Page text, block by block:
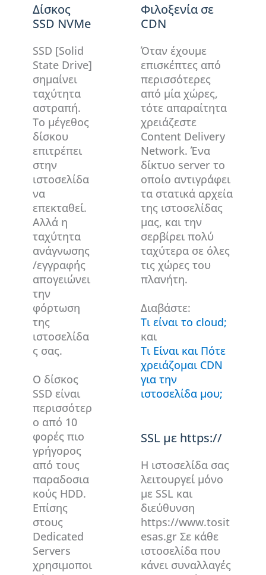
Δίσκος
SSD NVMe
SSD [Solid
State Drive]
σημαίνει
ταχύτητα
αστραπή.
Το μέγεθος
δίσκου
επιτρέπει
στην
ιστοσελίδα
να
επεκταθεί.
Αλλά η
ταχύτητα
ανάγνωσης
/εγγραφής
απογειώνει
την
φόρτωση
της
ιστοσελίδα
ς σας.
Ο δίσκος
SSD είναι
περισσότερ
ο από 10
φορές πιο
γρήγορος
από τους
παραδοσια
κούς HDD.
Επίσης
στους
Dedicated
Servers
χρησιμοποι
Φιλοξενία σε
CDN
Όταν έχουμε
επισκέπτες από
περισσότερες
από μία χώρες,
τότε απαραίτητα
χρειάζεστε
Content Delivery
Network. Ένα
δίκτυο server το
οποίο αντιγράφει
τα στατικά αρχεία
της ιστοσελίδας
μας, και την
σερβίρει πολύ
ταχύτερα σε όλες
τις χώρες του
πλανήτη.
Διαβάστε:
Τι είναι το cloud;
και
Τι Είναι και Πότε
χρειάζομαι CDN
για την
ιστοσελίδα μου;
SSL με https://
Η ιστοσελίδα σας
λειτουργεί μόνο
με SSL και
διεύθυνση
https://www.tosit
esas.gr Σε κάθε
ιστοσελίδα που
κάνει συναλλαγές